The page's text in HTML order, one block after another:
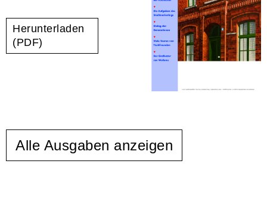
Herunterladen
(PDF)
Alle Ausgaben anzeigen